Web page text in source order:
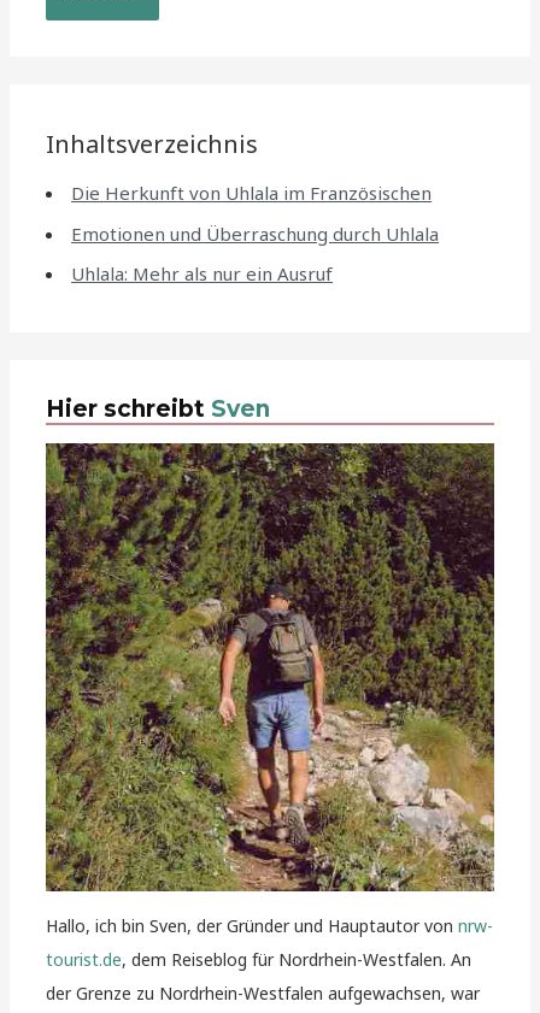
Inhaltsverzeichnis
Die Herkunft von Uhlala im Französischen
Emotionen und Überraschung durch Uhlala
Uhlala: Mehr als nur ein Ausruf
Hier schreibt Sven
Hallo, ich bin Sven, der Gründer und Hauptautor vonnrw-
tourist.de, dem Reiseblog für Nordrhein-Westfalen. An
der Grenze zu Nordrhein-Westfalen aufgewachsen, war